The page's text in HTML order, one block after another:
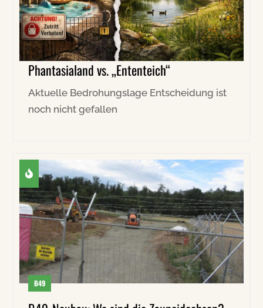
Phantasialand vs. „Ententeich“
Aktuelle Bedrohungslage Entscheidung ist
noch nicht gefallen
B49